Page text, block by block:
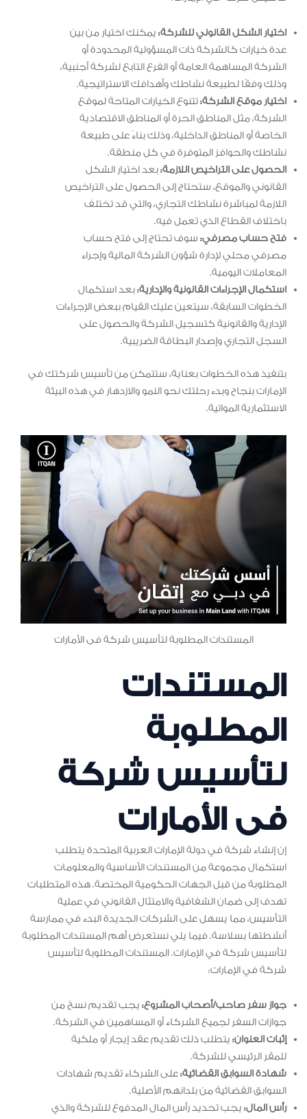
اختيار الشكل القانوني للشركة: يمكنك اختيار من بين
عدة خيارات كالشركة ذات المسؤولية المحدودة أو
الشركة المساهمة العامة أو الفرع التابع لشركة أجنبية،
وذلك وفقًا لطبيعة نشاطك وأهدافك الاستراتيجية.
اختيار موقع الشركة:تتنوع الخيارات المتاحة لموقع
الشركة، مثل المناطق الحرة أو المناطق الاقتصادية
الخاصة أو المناطق الداخلية، وذلك بناءً على طبيعة
نشاطك والحوافز المتوفرة في كل منطقة.
الحصول على التراخيص اللازمة:بعد اختيار الشكل
القانوني والموقع، ستحتاج إلى الحصول على التراخيص
اللازمة لمباشرة نشاطك التجاري، والتي قد تختلف
باختلاف القطاع الذي تعمل فيه.
فتح حساب مصرفي: سوف تحتاج إلى فتح حساب
مصرفي محلي لإدارة شؤون الشركة المالية وإجراء
المعاملات اليومية.
استكمال الإجراءات القانونية والإدارية:بعد استكمال
الخطوات السابقة، سيتعين عليك القيام ببعض الإجراءات
الإدارية والقانونية كتسجيل الشركة والحصول على
السجل التجاري وإصدار البطاقة الضريبية.
بتنفيذ هذه الخطوات بعناية، ستتمكن من تأسيس شركتك في
الإمارات بنجاح وبدء رحلتك نحو النمو والازدهار في هذه البيئة
الاستثمارية المواتية.
المستندات المطلوبة لتأسيس شركة فى الأمارات
المستندات
المطلوبة
لتأسيس شركة
فى الأمارات
إن إنشاء شركة في دولة الإمارات العربية المتحدة يتطلب
استكمال مجموعة من المستندات الأساسية والمعلومات
المطلوبة من قبل الجهات الحكومية المختصة. هذه المتطلبات
تهدف إلى ضمان الشفافية والامتثال القانوني في عملية
التأسيس، مما يسهل على الشركات الجديدة البدء في ممارسة
أنشطتها بسلاسة. فيما يلي نستعرض أهم المستندات المطلوبة
لتأسيس شركة في الإمارات. المستندات المطلوبة لتأسيس
شركة في الإمارات:
جواز سفر صاحب/أصحاب المشروع: يجب تقديم نسخ من
جوازات السفر لجميع الشركاء أو المساهمين في الشركة.
إثبات العنوان: يتطلب ذلك تقديم عقد إيجار أو ملكية
للمقر الرئيسي للشركة.
شهادة السوابق القضائية:على الشركاء تقديم شهادات
السوابق القضائية من بلدانهم الأصلية.
رأس المال: يجب تحديد رأس المال المدفوع للشركة والذي